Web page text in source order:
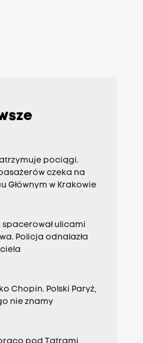
pociągi.
czeka na
Głównym w Krakowie
spacerował ulicami
Policja odnalazła
Chopin. Polski Paryż,
nie znamy